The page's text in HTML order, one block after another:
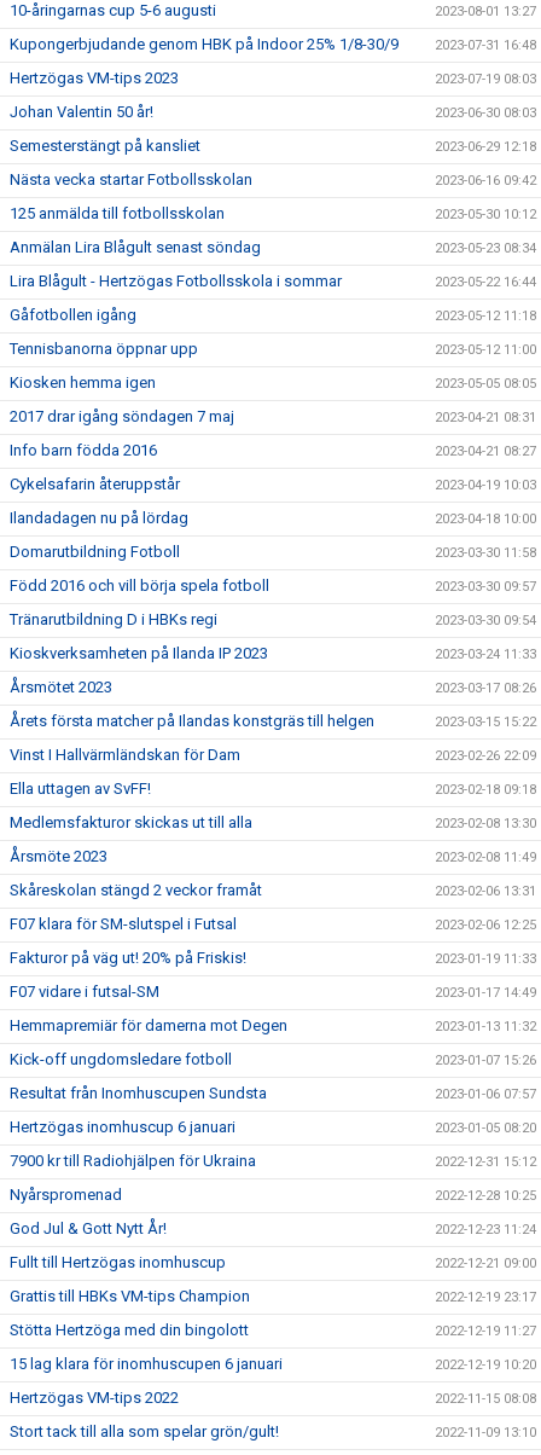
10-åringarnas cup 5-6 augusti 2023-08-01 13:27
Kupongerbjudande genom HBK på Indoor 25% 1/8-30/9 2023-07-31 16:48
Hertzögas VM-tips 2023 2023-07-19 08:03
Johan Valentin 50 år! 2023-06-30 08:03
Semesterstängt på kansliet 2023-06-29 12:18
Nästa vecka startar Fotbollsskolan 2023-06-16 09:42
125 anmälda till fotbollsskolan 2023-05-30 10:12
Anmälan Lira Blågult senast söndag 2023-05-23 08:34
Lira Blågult - Hertzögas Fotbollsskola i sommar 2023-05-22 16:44
Gåfotbollen igång 2023-05-12 11:18
Tennisbanorna öppnar upp 2023-05-12 11:00
Kiosken hemma igen 2023-05-05 08:05
2017 drar igång söndagen 7 maj 2023-04-21 08:31
Info barn födda 2016 2023-04-21 08:27
Cykelsafarin återuppstår 2023-04-19 10:03
Ilandadagen nu på lördag 2023-04-18 10:00
Domarutbildning Fotboll 2023-03-30 11:58
Född 2016 och vill börja spela fotboll 2023-03-30 09:57
Tränarutbildning D i HBKs regi 2023-03-30 09:54
Kioskverksamheten på Ilanda IP 2023 2023-03-24 11:33
Årsmötet 2023 2023-03-17 08:26
Årets första matcher på Ilandas konstgräs till helgen 2023-03-15 15:22
Vinst I Hallvärmländskan för Dam 2023-02-26 22:09
Ella uttagen av SvFF! 2023-02-18 09:18
Medlemsfakturor skickas ut till alla 2023-02-08 13:30
Årsmöte 2023 2023-02-08 11:49
Skåreskolan stängd 2 veckor framåt 2023-02-06 13:31
F07 klara för SM-slutspel i Futsal 2023-02-06 12:25
Fakturor på väg ut! 20% på Friskis! 2023-01-19 11:33
F07 vidare i futsal-SM 2023-01-17 14:49
Hemmapremiär för damerna mot Degen 2023-01-13 11:32
Kick-off ungdomsledare fotboll 2023-01-07 15:26
Resultat från Inomhuscupen Sundsta 2023-01-06 07:57
Hertzögas inomhuscup 6 januari 2023-01-05 08:20
7900 kr till Radiohjälpen för Ukraina 2022-12-31 15:12
Nyårspromenad 2022-12-28 10:25
God Jul & Gott Nytt År! 2022-12-23 11:24
Fullt till Hertzögas inomhuscup 2022-12-21 09:00
Grattis till HBKs VM-tips Champion 2022-12-19 23:17
Stötta Hertzöga med din bingolott 2022-12-19 11:27
15 lag klara för inomhuscupen 6 januari 2022-12-19 10:20
Hertzögas VM-tips 2022 2022-11-15 08:08
Stort tack till alla som spelar grön/gult! 2022-11-09 13:10